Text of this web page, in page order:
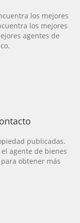
los mejores
los mejores
agentes de
publicadas.
agente de bienes
obtener más